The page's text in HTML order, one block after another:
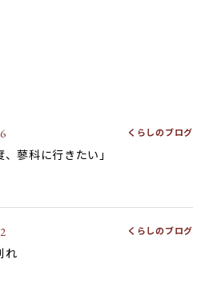
くらしのブログ
、蓼科に行きたい」
くらしのブログ
れ